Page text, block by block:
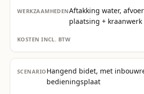
Aftakking water,
plaatsing + kraanwerk
Hangend bidet, met
bedieningsplaat